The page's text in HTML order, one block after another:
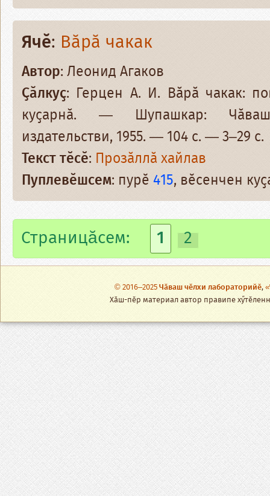
Ячӗ: Вӑрӑ чакак
Автор: Леонид Агаков
Ҫӑлкуҫ: Герцен А. И. Вӑрӑ чакак:
куҫарнӑ. — Шупашкар: Чӑваш
издательстви, 1955. — 104 с. — 3–29 с.
Текст тӗсӗ: Прозӑллӑ хайлав
Пуплевӗшсем: пурӗ 415, вӗсенчен
Страницăсем: 1 2
© 2016–2025Чӑваш чӗлхи лабораторийӗ,
Хӑш-пӗр материал автор правипе